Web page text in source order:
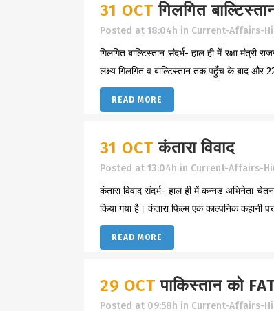
31 OCT गिलगित
Posted at 18:04h in Current-Affairs-
गिलगित बाल्टिस्तान संदर्भ- हाल ही में रक्षा
लक्ष्य गिलगित व बाल्टिस्तान तक पहुँच के बाद और
READ MORE
31 OCT कंतारा विवाद
Posted at 13:04h in Current-Affairs-
कंतारा विवाद संदर्भ- हाल ही में कन्नड़ अभिनेता
किया गया है। कंतारा फिल्म एक काल्पनिक कहानी
READ MORE
29 OCT पाकिस्तान को
Posted at 09:58h in Current-Affairs-